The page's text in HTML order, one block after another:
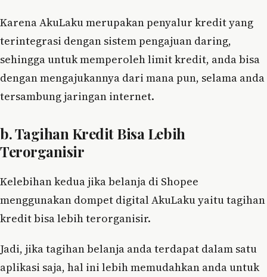
Karena AkuLaku merupakan penyalur kredit yang
terintegrasi dengan sistem pengajuan daring,
sehingga untuk memperoleh limit kredit, anda bisa
dengan mengajukannya dari mana pun, selama anda
tersambung jaringan internet.
b. Tagihan Kredit Bisa Lebih
Terorganisir
Kelebihan kedua jika belanja di Shopee
menggunakan dompet digital AkuLaku yaitu tagihan
kredit bisa lebih terorganisir.
Jadi, jika tagihan belanja anda terdapat dalam satu
aplikasi saja, hal ini lebih memudahkan anda untuk